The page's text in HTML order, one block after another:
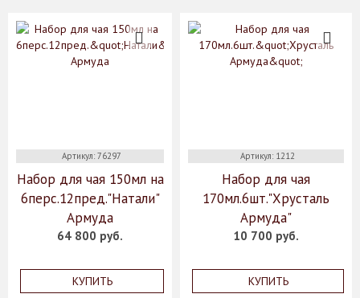
Артикул: 76297
Набор для чая 150мл на
6перс.12пред."Натали"
Армуда
64 800 руб.
КУПИТЬ
Артикул: 1212
Набор для чая
170мл.6шт."Хрусталь
Армуда"
10 700 руб.
КУПИТЬ